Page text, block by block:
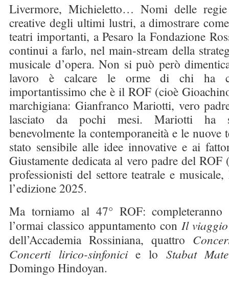
Livermore, Michieletto… Nomi delle
creative degli ultimi lustri, a dimostrare
teatri importanti, a Pesaro la Fondazione
continui a farlo, nel main-stream della
musicale d’opera. Non si può però
lavoro è calcare le orme di chi ha
importantissimo che è il ROF (cioè
marchigiana: Gianfranco Mariotti, vero
lasciato da pochi mesi. Mariotti ha
benevolmente la contemporaneità e le nuove
stato sensibile alle idee innovative e ai
Giustamente dedicata al vero padre del
professionisti del settore teatrale e
l’edizione 2025.
Ma torniamo al 47° ROF:
l’ormai classico appuntamento con Il
dell’Accademia Rossiniana, quattro
Concerti lirico-sinfonicie lo Stabat
Domingo Hindoyan.